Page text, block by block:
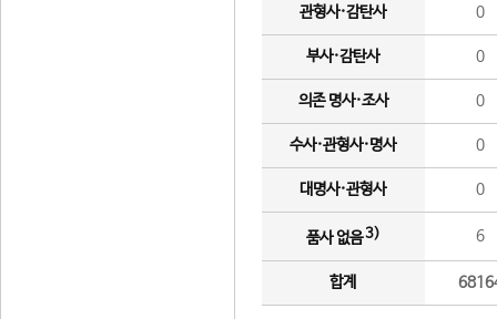
관형사·감탄사 0
부사·감탄사 0
의존 명사·조사 0
수사·관형사·명사 0
대명사·관형사 0
품사 없음3) 6
합계